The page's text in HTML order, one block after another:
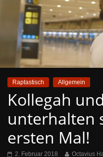
Raptastisch Allgemein
Kollegah
unterhalten
ersten Mal!
2. Februar 2018 Octavius